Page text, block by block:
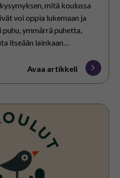
mitä koulussa
voi oppia lukemaan ja
puhu, ymmärrä puhetta,
itseään lainkaan
Avaa artikkeli